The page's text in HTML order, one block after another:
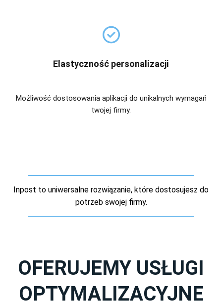
Elastyczność personalizacji
Możliwość dostosowania aplikacji do unikalnych wymagań
twojej firmy.
Inpost to uniwersalne rozwiązanie, które dostosujesz do
potrzeb swojej firmy.
OFERUJEMY USŁUGI
OPTYMALIZACYJNE